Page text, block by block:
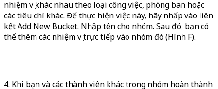
nhiệm vụ khác nhau theo loại công việc, phòng ban hoặc
các tiêu chí khác. Để thực hiện việc này, hãy nhấp vào liên
kết Add New Bucket. Nhập tên cho nhóm. Sau đó, bạn có
thể thêm các nhiệm vụ trực tiếp vào nhóm đó (Hình F).
4. Khi bạn và các thành viên khác trong nhóm hoàn thành